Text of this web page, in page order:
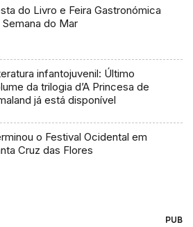
do Livro e Feira Gastronómica
Semana do Mar
infantojuvenil: Último
da trilogia d’A Princesa de
já está disponível
o Festival Ocidental em
Cruz das Flores
PUB